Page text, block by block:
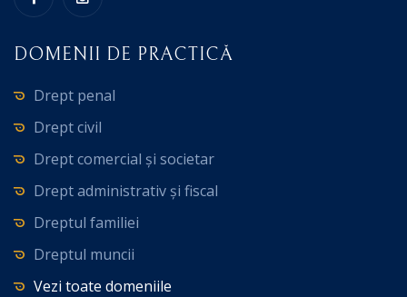
DOMENII DE PRACTICĂ
Drept penal
Drept civil
Drept comercial și societar
Drept administrativ și fiscal
Dreptul familiei
Dreptul muncii
Vezi toate domeniile